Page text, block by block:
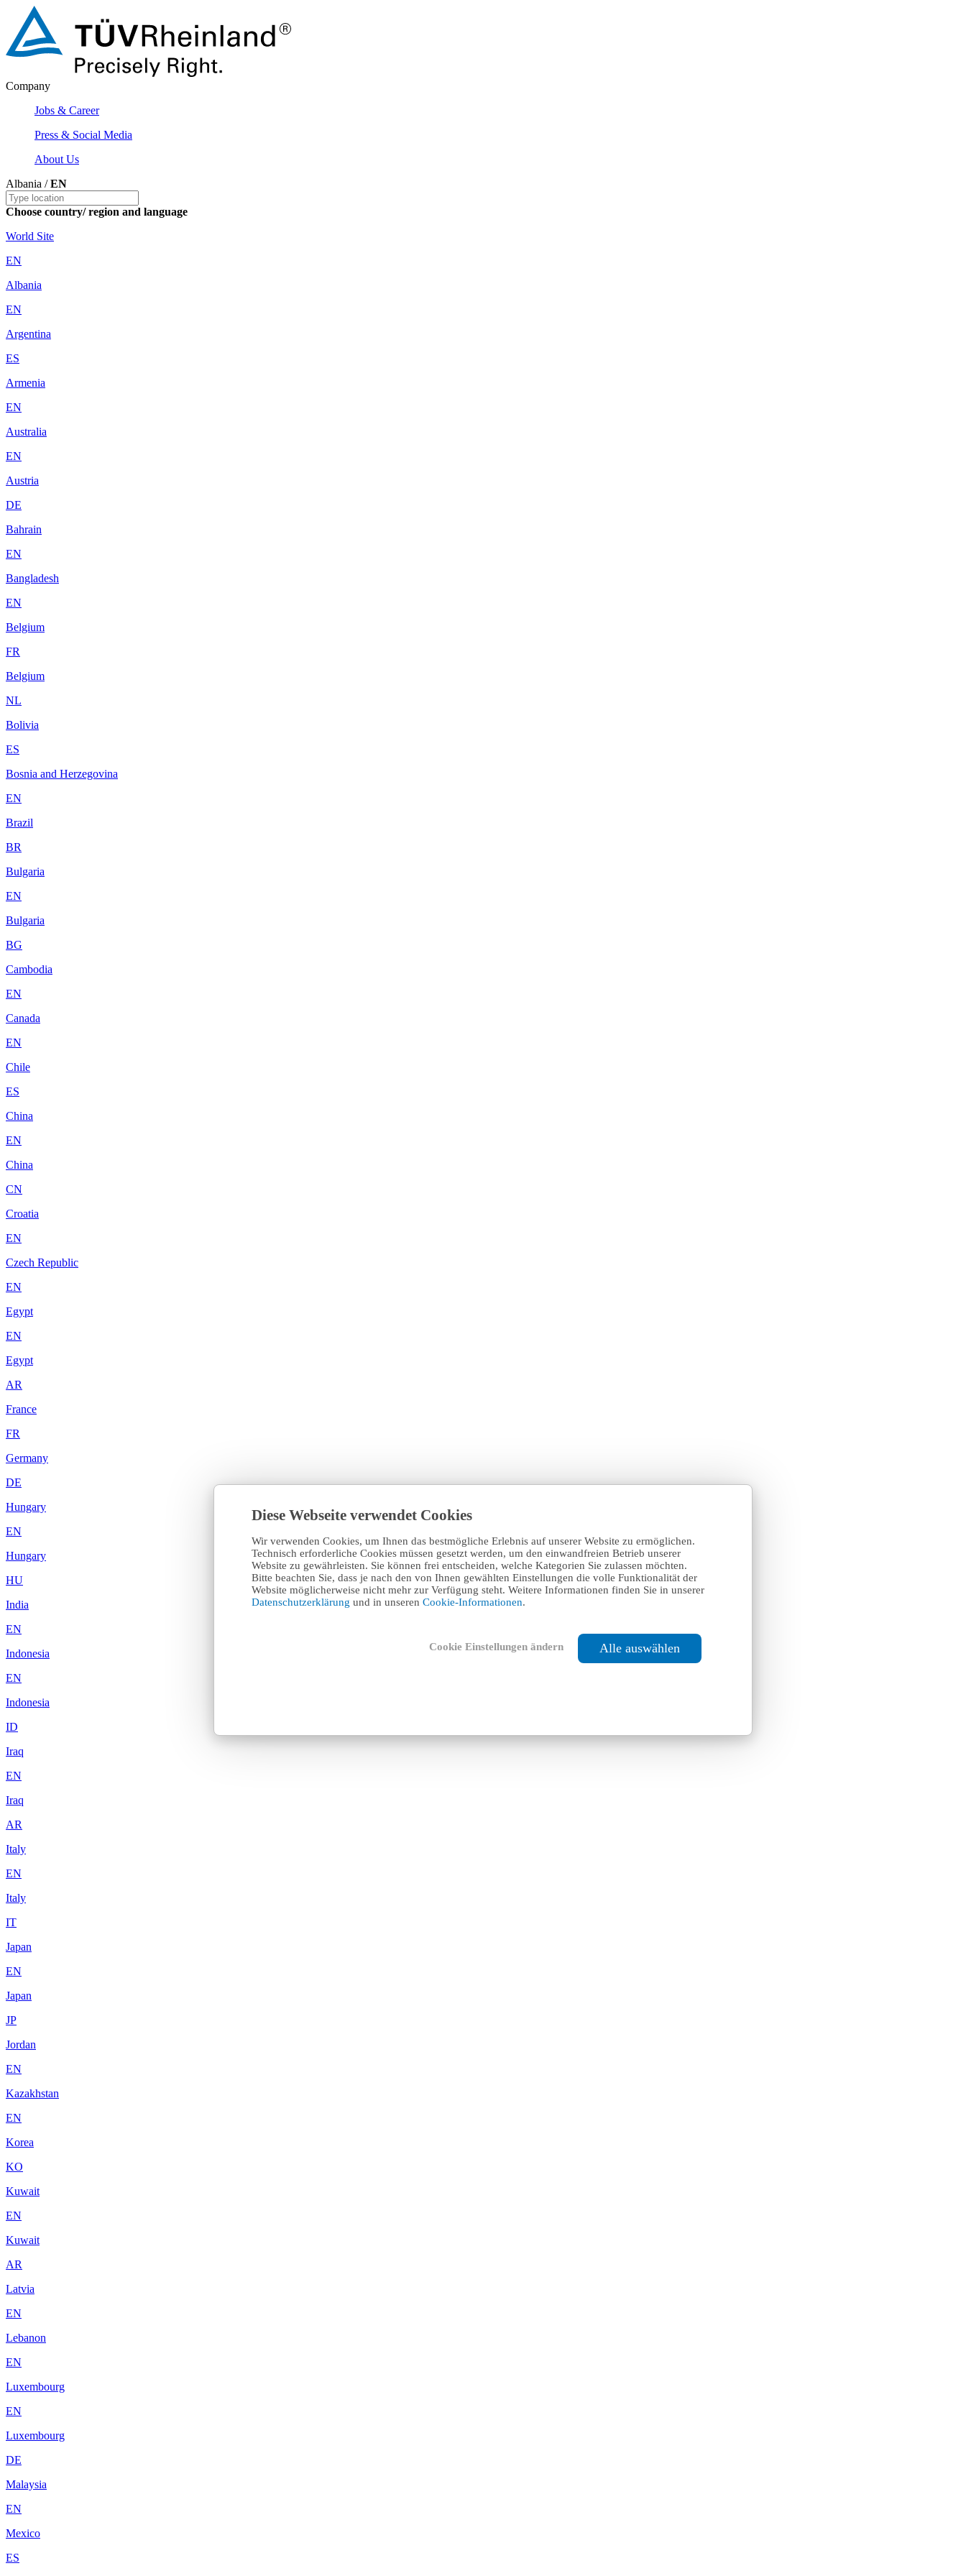
Diese Webseite verwendet Cookies
Wir verwenden Cookies, um Ihnen das bestmögliche Erlebnis auf unserer Website zu ermöglichen.
Technisch erforderliche Cookies müssen gesetzt werden, um den einwandfreien Betrieb unserer
Website zu gewährleisten. Sie können frei entscheiden, welche Kategorien Sie zulassen möchten.
Bitte beachten Sie, dass je nach den von Ihnen gewählten Einstellungen die volle Funktionalität der
Website möglicherweise nicht mehr zur Verfügung steht. Weitere Informationen finden Sie in unserer
Datenschutzerklärung und in unseren Cookie-Informationen.
Cookie Einstellungen ändern Alle auswählen
Company
Jobs & Career
Press & Social Media
About Us
Albania /EN
Choose country/ region and language
World Site
EN
Albania
EN
Argentina
ES
Armenia
EN
Australia
EN
Austria
DE
Bahrain
EN
Bangladesh
EN
Belgium
FR
Belgium
NL
Bolivia
ES
Bosnia and Herzegovina
EN
Brazil
BR
Bulgaria
EN
Bulgaria
BG
Cambodia
EN
Canada
EN
Chile
ES
China
EN
China
CN
Croatia
EN
Czech Republic
EN
Egypt
EN
Egypt
AR
France
FR
Germany
DE
Hungary
EN
Hungary
HU
India
EN
Indonesia
EN
Indonesia
ID
Iraq
EN
Iraq
AR
Italy
EN
Italy
IT
Japan
EN
Japan
JP
Jordan
EN
Kazakhstan
EN
Korea
KO
Kuwait
EN
Kuwait
AR
Latvia
EN
Lebanon
EN
Luxembourg
EN
Luxembourg
DE
Malaysia
EN
Mexico
ES